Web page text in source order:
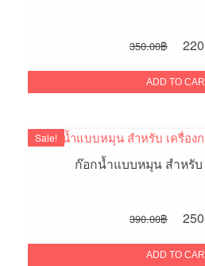
350.00฿
was:
ADD TO
Sale!
ก๊อกน้ำแบบหมุน สำหรับ
390.00฿
was:
ADD TO